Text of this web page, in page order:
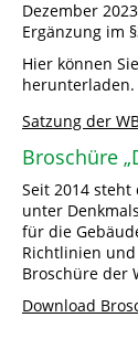
Dezember
Ergänzung im
Hier können
herunterladen.
Satzung der
Broschüre
Seit 2014 steht
unter
für die
Richtlinien
Broschüre der
Download